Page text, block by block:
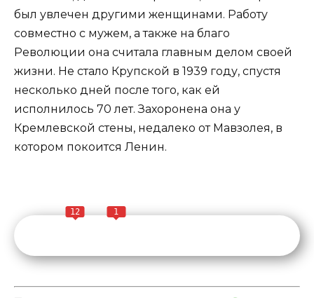
был увлечен другими женщинами. Работу
совместно с мужем, а также на благо
Революции она считала главным делом своей
жизни. Не стало Крупской в 1939 году, спустя
несколько дней после того, как ей
исполнилось 70 лет. Захоронена она у
Кремлевской стены, недалеко от Мавзолея, в
котором покоится Ленин.
12 1